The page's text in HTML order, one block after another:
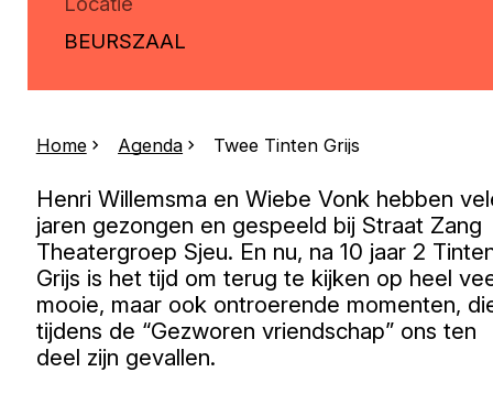
Home Agenda Twee Tinten Grijs
Henri Willemsma en Wiebe Vonk hebben
jaren gezongen en gespeeld bij Straat Zang
Theatergroep Sjeu. En nu, na 10 jaar 2
Grijs is het tijd om terug te kijken op heel
mooie, maar ook ontroerende momenten,
tijdens de “Gezworen vriendschap” ons ten
deel zijn gevallen.
BEURSZAAL